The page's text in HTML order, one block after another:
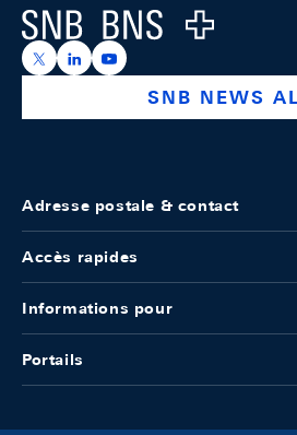
Logo
https://x.com/snb_bns
https://ch.linkedin.com/
https://
SNB NEWS
Adresse postale & contact
Accès rapides
Informations pour
Portails